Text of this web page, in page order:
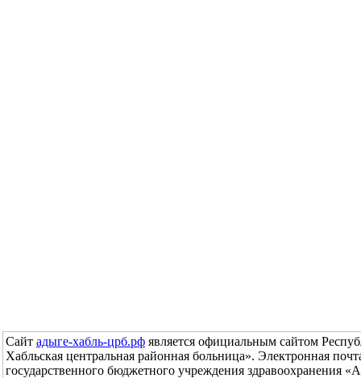
Сайт адыге-хабль-црб.рф является официальным сайтом
Хабльская центральная районная больница». Электронная
государственного бюджетного учреждения здравоохранения